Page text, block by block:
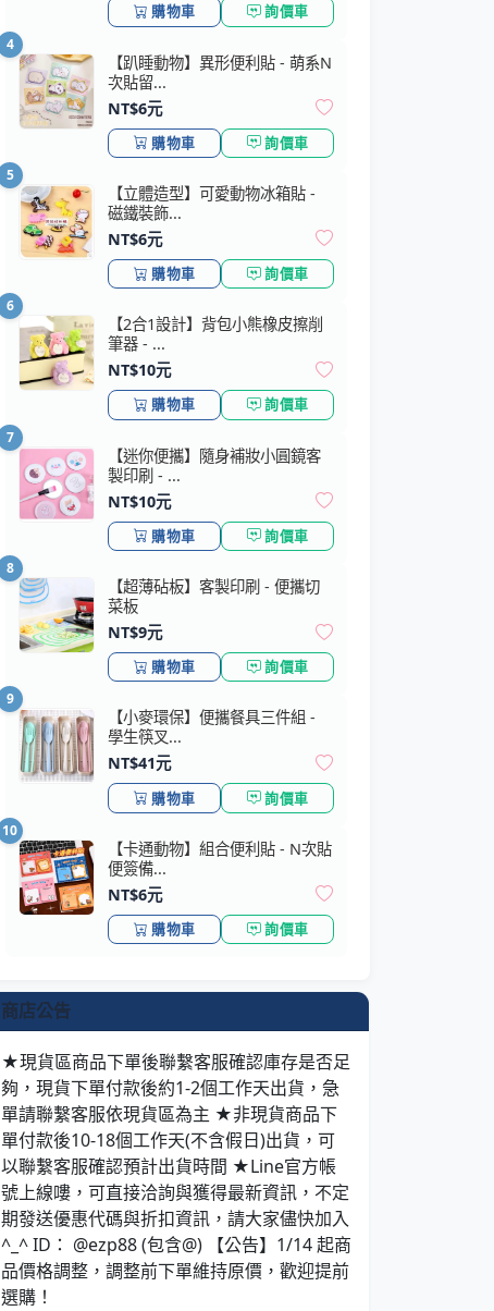
購物車 詢價車
4
【趴睡動物】異形便利貼 - 萌系N
次貼留...
NT$6元
購物車 詢價車
5
【立體造型】可愛動物冰箱貼 -
磁鐵裝飾...
NT$6元
購物車 詢價車
6
【2合1設計】背包小熊橡皮擦削
筆器 - ...
NT$10元
購物車 詢價車
7
【迷你便攜】隨身補妝小圓鏡客
製印刷 - ...
NT$10元
購物車 詢價車
8
【超薄砧板】客製印刷 - 便攜切
菜板
NT$9元
購物車 詢價車
9
【小麥環保】便攜餐具三件組 -
學生筷叉...
NT$41元
購物車 詢價車
10
【卡通動物】組合便利貼 - N次貼
便簽備...
NT$6元
購物車 詢價車
商店公告
★現貨區商品下單後聯繫客服確認庫存是否足
夠，現貨下單付款後約1-2個工作天出貨，急
單請聯繫客服依現貨區為主 ★非現貨商品下
單付款後10-18個工作天(不含假日)出貨，可
以聯繫客服確認預計出貨時間 ★Line官方帳
號上線嘍，可直接洽詢與獲得最新資訊，不定
期發送優惠代碼與折扣資訊，請大家儘快加入
^_^ ID： @ezp88 (包含@) 【公告】1/14 起商
品價格調整，調整前下單維持原價，歡迎提前
選購！